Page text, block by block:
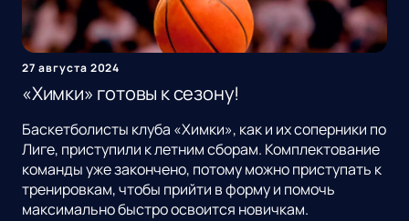
27 августа 2024
«Химки» готовы к сезону!
Баскетболисты клуба «Химки», как и их соперники по
Лиге, приступили к летним сборам. Комплектование
команды уже закончено, потому можно приступать к
тренировкам, чтобы прийти в форму и помочь
максимально быстро освоится новичкам.